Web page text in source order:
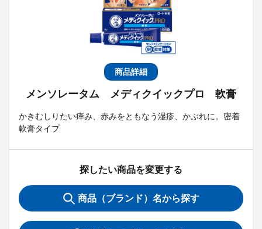
商品詳細
メンソレータム メディクイックプロ 軟膏
かきむしりたい痒み、赤みをともなう湿疹、かぶれに。密着
軟膏タイプ
探したい商品を変更する
商品（ブランド）名から探す